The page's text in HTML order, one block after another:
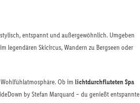
entspannt und außergewöhnlich. Umgeben
legendären Skicircus, Wandern zu Bergseen oder
Ob im lichtdurchfluteten Spa
by Stefan Marquard – du genießt entspannte